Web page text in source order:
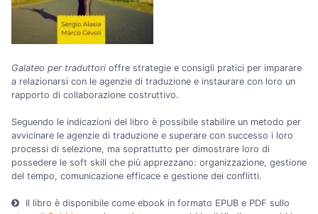
Galateo per traduttori offre strategie e consigli pratici per imparare
a relazionarsi con le agenzie di traduzione e instaurare con loro un
rapporto di collaborazione costruttivo.
Seguendo le indicazioni del libro è possibile stabilire un metodo per
avvicinare le agenzie di traduzione e superare con successo i loro
processi di selezione, ma soprattutto per dimostrare loro di
possedere le soft skill che più apprezzano: organizzazione, gestione
del tempo, comunicazione efficace e gestione dei conflitti.
Il libro è disponibile come ebook in formato EPUB e PDF sullo